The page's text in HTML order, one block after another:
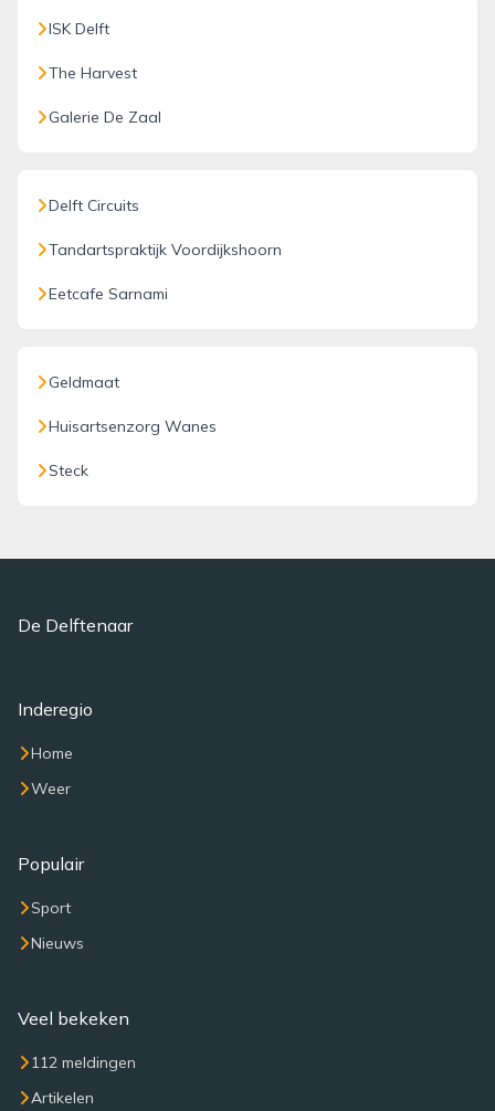
ISK Delft
The Harvest
Galerie De Zaal
Delft Circuits
Tandartspraktijk Voordijkshoorn
Eetcafe Sarnami
Geldmaat
Huisartsenzorg Wanes
Steck
De Delftenaar
Inderegio
Home
Weer
Populair
Sport
Nieuws
Veel bekeken
112 meldingen
Artikelen